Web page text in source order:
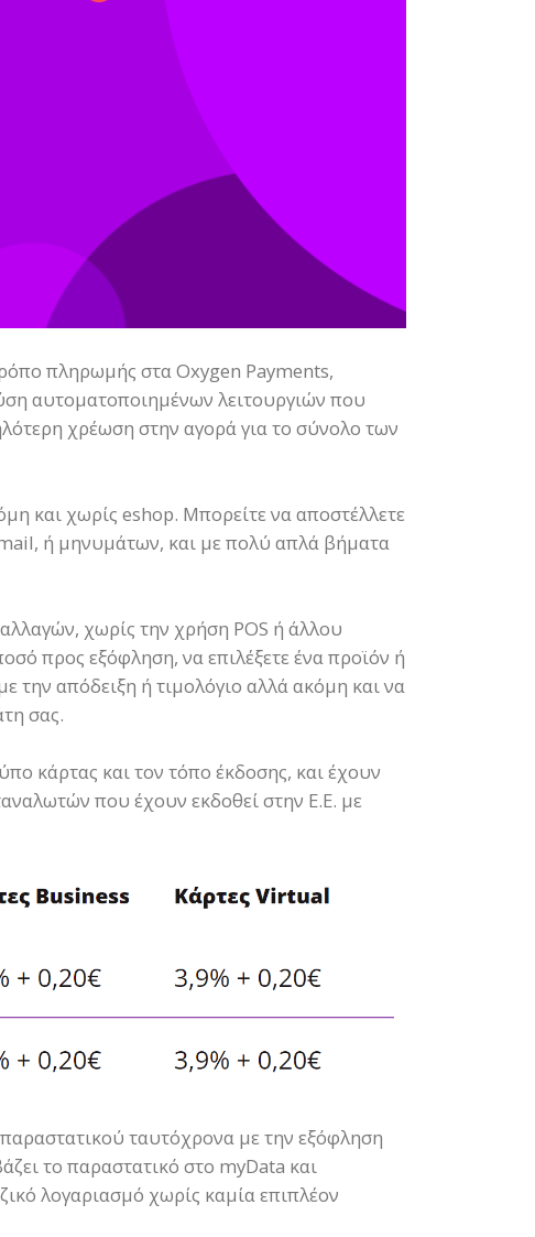
πληρωμής στα Oxygen Payments,
αυτοματοποιημένων λειτουργιών που
χρέωση στην αγορά για το σύνολο των
και χωρίς eshop. Μπορείτε να αποστέλλετε
ή μηνυμάτων, και με πολύ απλά βήματα
χωρίς την χρήση POS ή άλλου
προς εξόφληση, να επιλέξετε ένα προϊόν ή
την απόδειξη ή τιμολόγιο αλλά ακόμη και να
σας.
κάρτας και τον τόπο έκδοσης, και έχουν
που έχουν εκδοθεί στην Ε.Ε. με
ταυτόχρονα με την εξόφληση
το παραστατικό στο myData και
λογαριασμό χωρίς καμία επιπλέον